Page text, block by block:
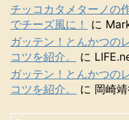
チッコカタメターノの
でチーズ風に！
に
ガッテン！とんかつの
コツを紹介。
に
ガッテン！とんかつの
コツを紹介。
に 岡崎